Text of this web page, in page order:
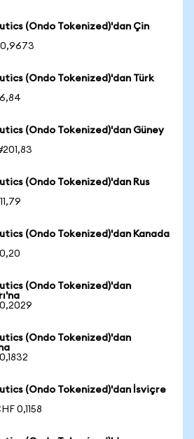
(Ondo Tokenized)'dan Çin
(Ondo Tokenized)'dan Türk
(Ondo Tokenized)'dan Güney
(Ondo Tokenized)'dan Rus
(Ondo Tokenized)'dan Kanada
(Ondo Tokenized)'dan
(Ondo Tokenized)'dan
(Ondo Tokenized)'dan İsviçre
0,1158